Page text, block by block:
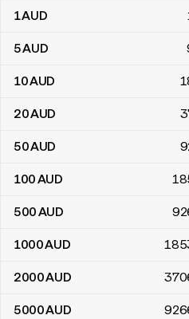
Tabela przeliczeń dolara
1AUD
5AUD
10AUD
20AUD
50AUD
100AUD
500AUD
1000AUD
2000AUD
5000AUD